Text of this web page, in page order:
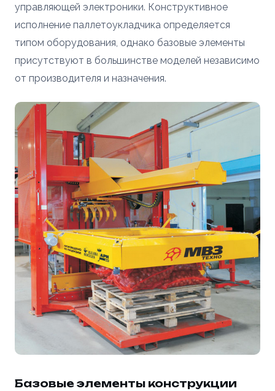
управляющей электроники. Конструктивное
исполнение паллетоукладчика определяется
типом оборудования, однако базовые элементы
присутствуют в большинстве моделей независимо
от производителя и назначения.
Базовые элементы конструкции